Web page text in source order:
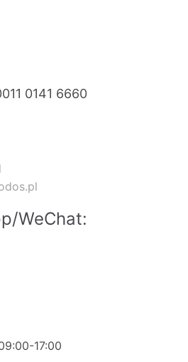
Poland
0141 6660
WeChat:
17:00